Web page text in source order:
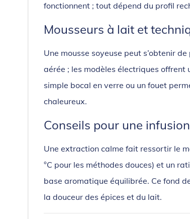
fonctionnent ; tout dépend du profil
Mousseurs à lait et
Une mousse soyeuse peut s’obtenir
aérée ; les modèles électriques offrent
simple bocal en verre ou un fouet
chaleureux.
Conseils pour une
Une extraction calme fait ressortir le
°C pour les méthodes douces) et un
base aromatique équilibrée. Ce fond
la douceur des épices et du lait.